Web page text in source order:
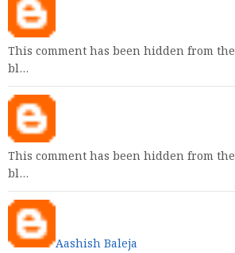
This comment has been hidden from the
bl…
This comment has been hidden from the
bl…
Aashish Baleja